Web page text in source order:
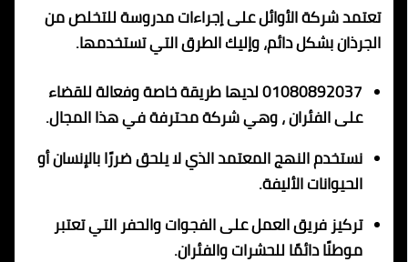
تعتمد شركة الأوائل على إجراءات مدروسة للتخلص من
الجرذان بشكل دائم، وإليك الطرق التي تستخدمها.
01080892037 لديها طريقة خاصة وفعالة للقضاء
على الفئران ، وهي شركة محترفة في هذا المجال.
نستخدم النهج المعتمد الذي لا يلحق ضررًا بالإنسان أو
الحيوانات الأليفة.
تركيز فريق العمل على الفجوات والحفر التي تعتبر
موطنًا دائمًا للحشرات والفئران.